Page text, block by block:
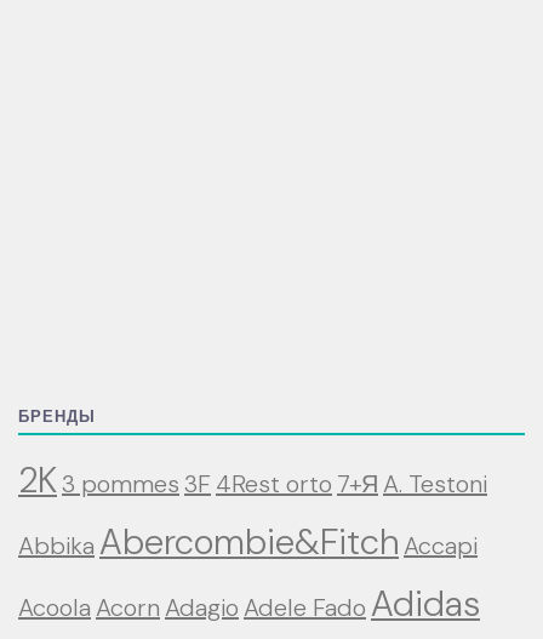
БРЕНДЫ
2K3 pommes3F 4Rest orto 7+Я A. Testoni
Abbika Abercombie&Fitch Accapi
Acoola Acorn Adagio Adele Fado Adidas